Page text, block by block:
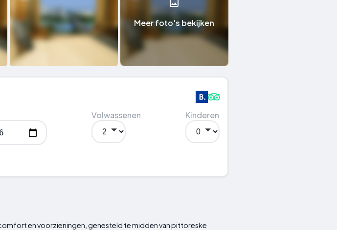
Meer foto's bekijken
Volwassenen Kinderen
en voorzieningen, genesteld te midden van pittoreske